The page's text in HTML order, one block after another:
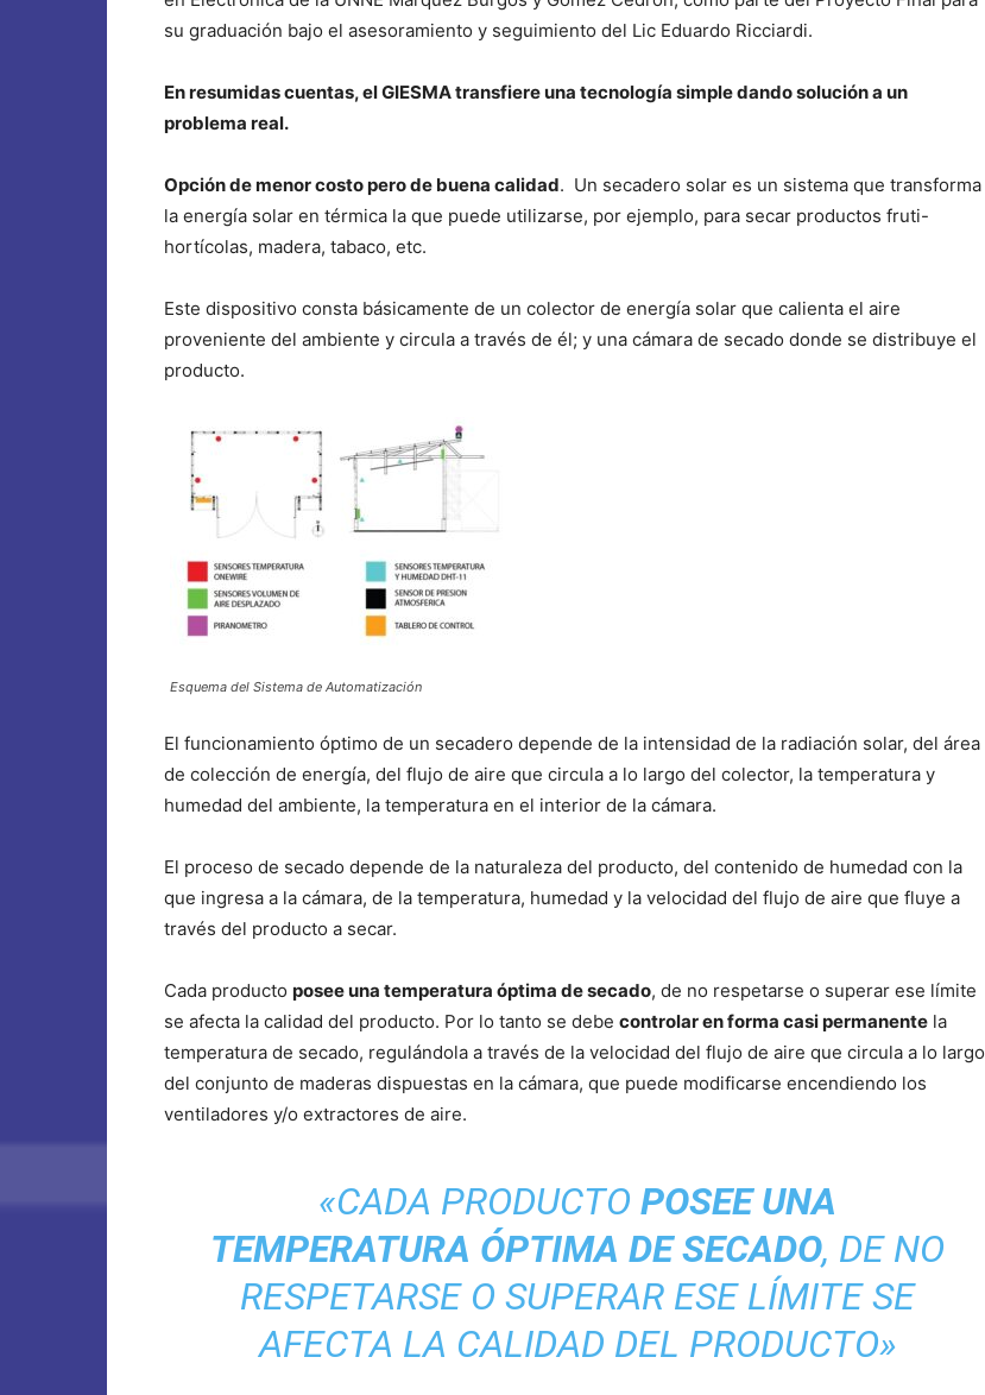
su graduación bajo el asesoramiento y seguimiento del Lic Eduardo Ricciardi.
En resumidas cuentas,el GIESMA transfiere una tecnología simple dando solución a un
problema real.
Opción de menor costo pero de buena calidad. Un secadero solar es un sistema que transforma
la energía solar en térmica la que puede utilizarse, por ejemplo, para secar productos fruti-
hortícolas, madera, tabaco, etc.
Este dispositivo consta básicamente de un colector de energía solar que calienta el aire
proveniente del ambiente y circula a través de él; y una cámara de secado donde se distribuye el
producto.
Esquema del Sistema de Automatización
El funcionamiento óptimo de un secadero depende de la intensidad de la radiación solar, del área
de colección de energía, del flujo de aire que circula a lo largo del colector, la temperatura y
humedad del ambiente, la temperatura en el interior de la cámara.
El proceso de secado depende de la naturaleza del producto, del contenido de humedad con la
que ingresa a la cámara, de la temperatura, humedad y la velocidad del flujo de aire que fluye a
través del producto a secar.
Cada producto posee una temperatura óptima de secado, de no respetarse o superar ese límite
se afecta la calidad del producto. Por lo tanto se debe controlar en forma casi permanente la
temperatura de secado, regulándola a través de la velocidad del flujo de aire que circula a lo largo
del conjunto de maderas dispuestas en la cámara, que puede modificarse encendiendo los
ventiladores y/o extractores de aire.
«CADA PRODUCTO POSEE UNA
TEMPERATURA ÓPTIMA DE SECADO, DE NO
RESPETARSE O SUPERAR ESE LÍMITE SE
AFECTA LA CALIDAD DEL PRODUCTO»